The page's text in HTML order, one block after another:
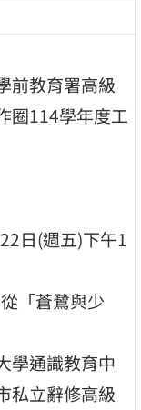
前教育署高級
圈114學年度工
日(週五)下午1
「蒼鷺與少
學通識教育中
私立辭修高級